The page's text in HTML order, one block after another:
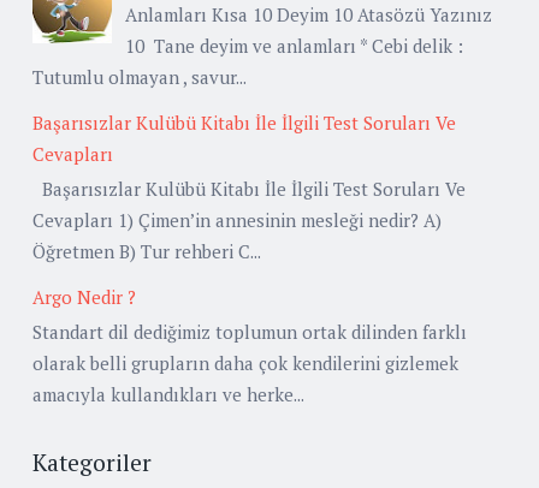
Anlamları Kısa 10 Deyim 10 Atasözü Yazınız
10 Tane deyim ve anlamları * Cebi delik :
Tutumlu olmayan , savur...
Başarısızlar Kulübü Kitabı İle İlgili Test Soruları Ve
Cevapları
Başarısızlar Kulübü Kitabı İle İlgili Test Soruları Ve
Cevapları 1) Çimen’in annesinin mesleği nedir? A)
Öğretmen B) Tur rehberi C...
Argo Nedir ?
Standart dil dediğimiz toplumun ortak dilinden farklı
olarak belli grupların daha çok kendilerini gizlemek
amacıyla kullandıkları ve herke...
Kategoriler